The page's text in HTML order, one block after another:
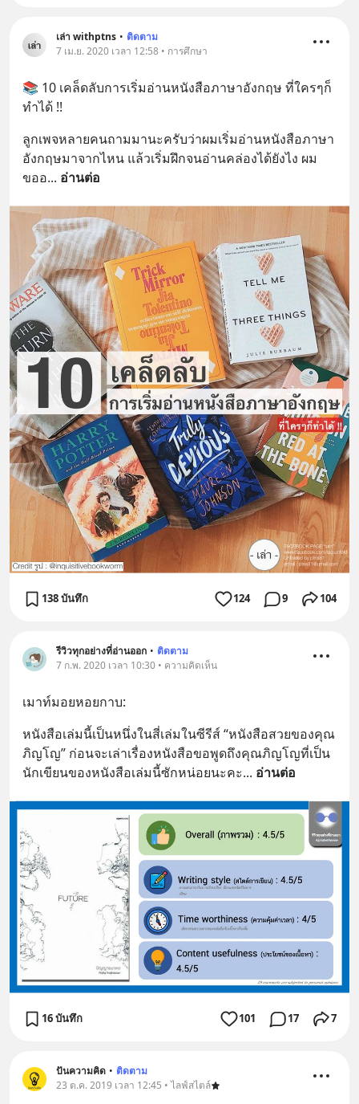
เล่า withptns • ติดตาม
7 เม.ย. 2020 เวลา 12:58 • การศึกษา
📚 10 เคล็ดลับการเริ่มอ่านหนังสือภาษาอังกฤษ ที่ใครๆก็
ทำได้ !!
ลูกเพจหลายคนถามมานะครับว่าผมเริ่มอ่านหนังสือภาษา
อังกฤษมาจากไหน แล้วเริ่มฝึกจนอ่านคล่องได้ยังไง ผม
ขออ... อ่านต่อ
138 บันทึก 124 9 104
รีวิวทุกอย่างที่อ่านออก • ติดตาม
7 ก.พ. 2020 เวลา 10:30 • ความคิดเห็น
เมาท์มอยหอยกาบ:
หนังสือเล่มนี้เป็นหนึ่งในสี่เล่มในซีรีส์ “หนังสือสวยของคุณ
ภิญโญ” ก่อนจะเล่าเรื่องหนังสือขอพูดถึงคุณภิญโญที่เป็น
นักเขียนของหนังสือเล่มนี้ซักหน่อยนะคะ... อ่านต่อ
16 บันทึก 101 17 7
ปันความคิด • ติดตาม
23 ต.ค. 2019 เวลา 12:45 • ไลฟ์สไตล์